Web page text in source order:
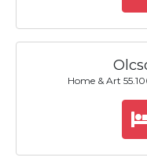
Home & Art